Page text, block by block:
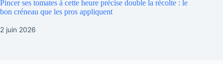
Pincer ses tomates à cette heure précise double la récolte : le
bon créneau que les pros appliquent
2 juin 2026